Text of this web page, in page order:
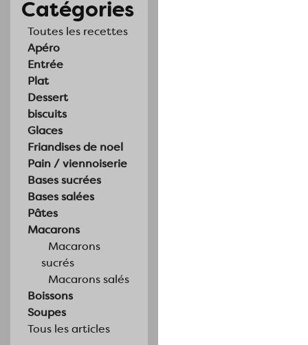
Catégories
Toutes les recettes
Apéro
Entrée
Plat
Dessert
biscuits
Glaces
Friandises de noel
Pain / viennoiserie
Bases sucrées
Bases salées
Pâtes
Macarons
Macarons
sucrés
Macarons salés
Boissons
Soupes
Tous les articles